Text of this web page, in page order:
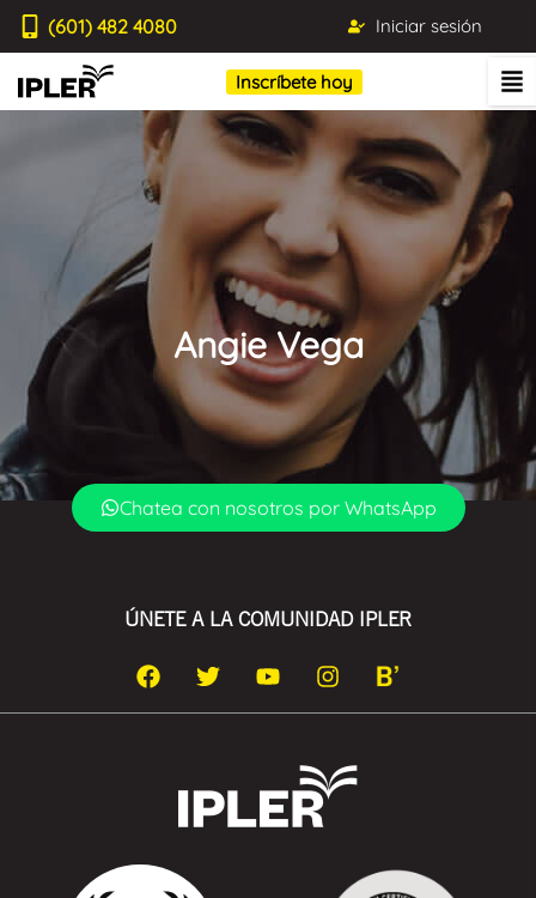
(601) 482 4080 Iniciar sesión
Inscríbete hoy
Angie Vega
Blog IPLER
Chatea con nosotros por WhatsApp
ÚNETE A LA COMUNIDAD IPLER